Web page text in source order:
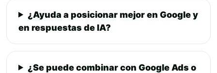
¿Ayuda a posicionar mejor en Google y
en respuestas de IA?
¿Se puede combinar con Google Ads o